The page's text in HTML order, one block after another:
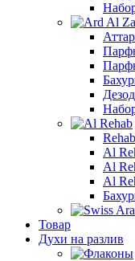
Al
Al
Al
Товар
Духи на разлив